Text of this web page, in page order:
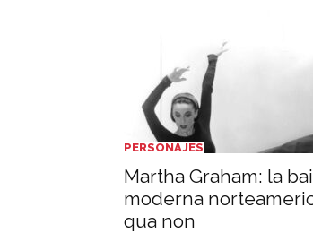
PERSONAJES
Martha Graham: la
moderna
qua non